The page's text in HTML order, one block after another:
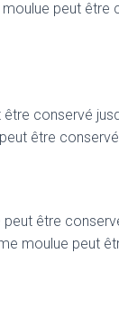
peut être
conservé
être conservé
être
moulue peut